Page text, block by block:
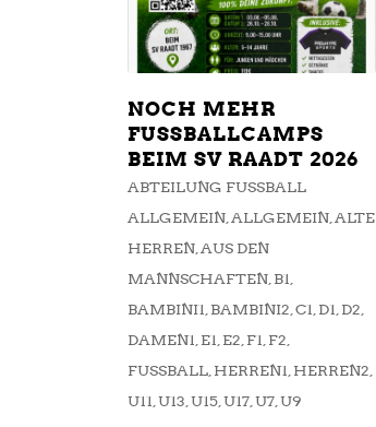
NOCH MEHR
FUSSBALLCAMPS B
EIM SV RAADT 2026
ABTEILUNG FUSSBALL A
LLGEMEIN
ALLGEMEIN ALTE
HERREN AUS DEN
MANNSCHAFTEN B1
BAMBINI1 BAMBINI2 ,C1 D1 D2
DAMEN1 E1 E2 F1 F2
FUSSBALL
HERREN1 HERREN2
U11 ,U13 ,U15 ,U17 ,U7 ,U9